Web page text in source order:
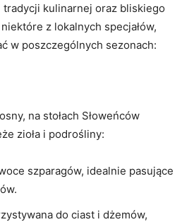
kulinarnej oraz bliskiego
z lokalnych specjałów,
w poszczególnych sezonach:
na stołach Słoweńców
zioła i podrośliny:
szparagów, idealnie pasujące
do ciast i dżemów,